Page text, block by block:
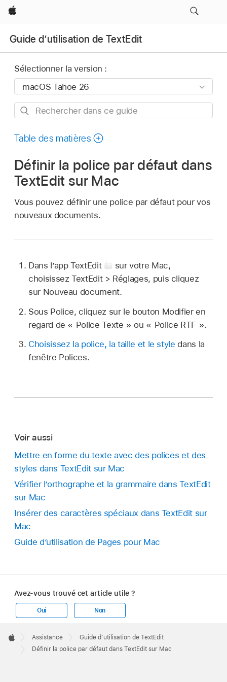
Apple
Guide d’utilisation de TextEdit
Sélectionner la version :
Rechercher
ce
Table des matières
Définir la police par défaut dans
TextEdit sur Mac
Vous pouvez définir une police par défaut pour vos
nouveaux documents.
Dans l’app TextEdit
sur votre Mac,
choisissez TextEdit > Réglages, puis cliquez
sur Nouveau document.
Sous Police, cliquez sur le bouton Modifier en
regard de « Police Texte » ou « Police RTF ».
Choisissez la police, la taille et le style dans la
fenêtre Polices.
Voir aussi
Mettre en forme du texte avec des polices et des
styles dans TextEdit sur Mac
Vérifier l’orthographe et la grammaire dans TextEdit
sur Mac
Insérer des caractères spéciaux dans TextEdit sur
Mac
Guide d’utilisation de Pages pour Mac
Avez-vous trouvé cet article utile ?
Oui Non
Footer

Apple
Assistance
Guide d’utilisation de TextEdit
Définir la police par défaut dans TextEdit sur Mac